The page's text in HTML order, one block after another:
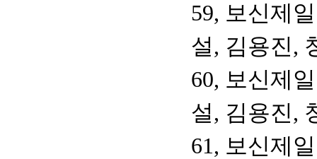
59, 보신제
설, 김용진,
60, 보신제
설, 김용진,
61, 보신제